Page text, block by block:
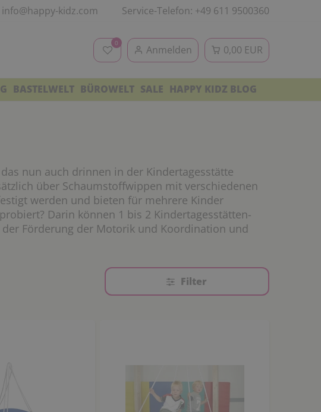
info@happy-kidz.com Service-Telefon: +49 611 9500360
0
Anmelden 0,00 EUR
BASTELWELT BÜROWELT SALE HAPPY KIDZ BLOG
nun auch drinnen in der Kindertagesstätte
über Schaumstoffwippen mit verschiedenen
werden und bieten für mehrere Kinder
Darin können 1 bis 2 Kindertagesstätten-
Förderung der Motorik und Koordination und
Filter